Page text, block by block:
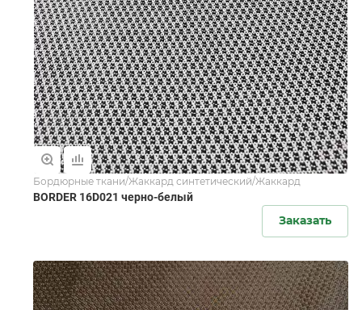
Бордюрные ткани/Жаккард синтетический/Жаккард
BORDER 16D021 черно-белый
Заказать